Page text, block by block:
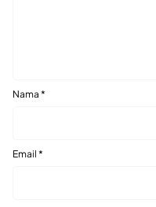
Nama *
Email *